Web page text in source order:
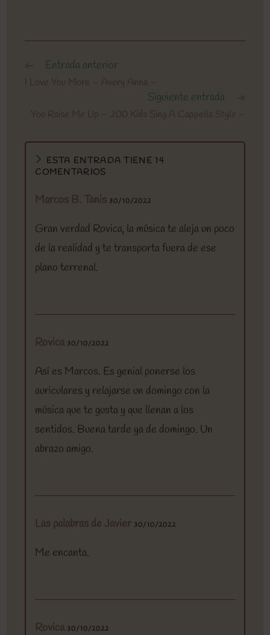
Leer
artículos
Entrada anterior
I Love You More – Avery Anna –
Siguiente entrada
You Raise Me Up – 200 Kids Sing A Cappella Style –
ESTA ENTRADA TIENE 14
COMENTARIOS
Marcos B. Tanis 30/10/2022
Gran verdad Rovica, la música te aleja un poco
de la realidad y te transporta fuera de ese
plano terrenal.
Rovica 30/10/2022
Así es Marcos. Es genial ponerse los
auriculares y relajarse un domingo con la
música que te gusta y que llenan a los
sentidos. Buena tarde ya de domingo. Un
abrazo amigo.
Las palabras de Javier 30/10/2022
Me encanta.
Rovica 30/10/2022